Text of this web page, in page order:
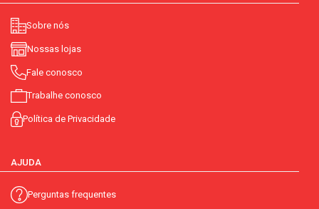
Sobre nós
Nossas lojas
Fale conosco
Trabalhe conosco
Política de Privacidade
AJUDA
Perguntas frequentes